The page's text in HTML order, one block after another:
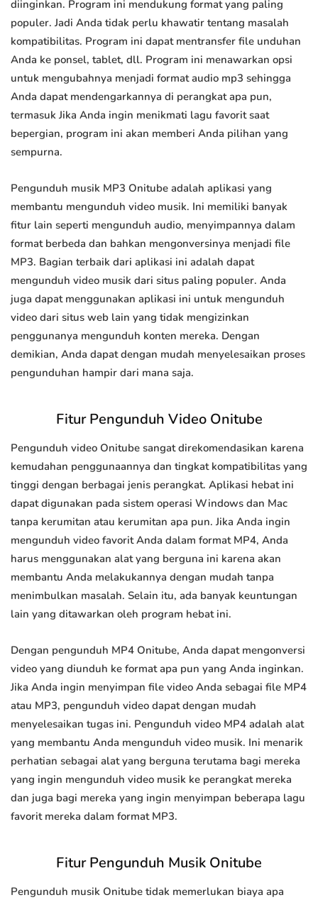
diinginkan. Program ini mendukung format yang paling
populer. Jadi Anda tidak perlu khawatir tentang masalah
kompatibilitas. Program ini dapat mentransfer file unduhan
Anda ke ponsel, tablet, dll. Program ini menawarkan opsi
untuk mengubahnya menjadi format audio mp3 sehingga
Anda dapat mendengarkannya di perangkat apa pun,
termasuk Jika Anda ingin menikmati lagu favorit saat
bepergian, program ini akan memberi Anda pilihan yang
sempurna.
Pengunduh musik MP3 Onitube adalah aplikasi yang
membantu mengunduh video musik. Ini memiliki banyak
fitur lain seperti mengunduh audio, menyimpannya dalam
format berbeda dan bahkan mengonversinya menjadi file
MP3. Bagian terbaik dari aplikasi ini adalah dapat
mengunduh video musik dari situs paling populer. Anda
juga dapat menggunakan aplikasi ini untuk mengunduh
video dari situs web lain yang tidak mengizinkan
penggunanya mengunduh konten mereka. Dengan
demikian, Anda dapat dengan mudah menyelesaikan proses
pengunduhan hampir dari mana saja.
Fitur Pengunduh Video Onitube
Pengunduh video Onitube sangat direkomendasikan karena
kemudahan penggunaannya dan tingkat kompatibilitas yang
tinggi dengan berbagai jenis perangkat. Aplikasi hebat ini
dapat digunakan pada sistem operasi Windows dan Mac
tanpa kerumitan atau kerumitan apa pun. Jika Anda ingin
mengunduh video favorit Anda dalam format MP4, Anda
harus menggunakan alat yang berguna ini karena akan
membantu Anda melakukannya dengan mudah tanpa
menimbulkan masalah. Selain itu, ada banyak keuntungan
lain yang ditawarkan oleh program hebat ini.
Dengan pengunduh MP4 Onitube, Anda dapat mengonversi
video yang diunduh ke format apa pun yang Anda inginkan.
Jika Anda ingin menyimpan file video Anda sebagai file MP4
atau MP3, pengunduh video dapat dengan mudah
menyelesaikan tugas ini. Pengunduh video MP4 adalah alat
yang membantu Anda mengunduh video musik. Ini menarik
perhatian sebagai alat yang berguna terutama bagi mereka
yang ingin mengunduh video musik ke perangkat mereka
dan juga bagi mereka yang ingin menyimpan beberapa lagu
favorit mereka dalam format MP3.
Fitur Pengunduh Musik Onitube
Pengunduh musik Onitube tidak memerlukan biaya apa